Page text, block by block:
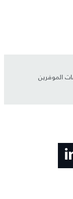
الموفرين